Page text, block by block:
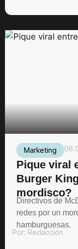
Marketing
Pique viral
Burger
mordisco?
Directivos de
redes por un
hamburguesas.
Por: Redacción